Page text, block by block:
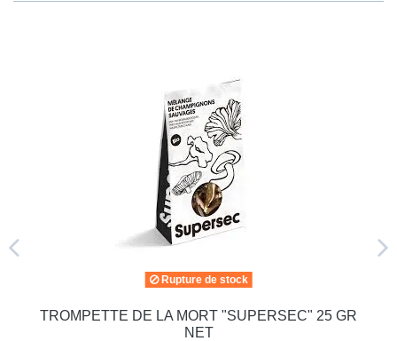
Rupture de stock
TROMPETTE DE LA MORT "SUPERSEC" 25 GR
NET